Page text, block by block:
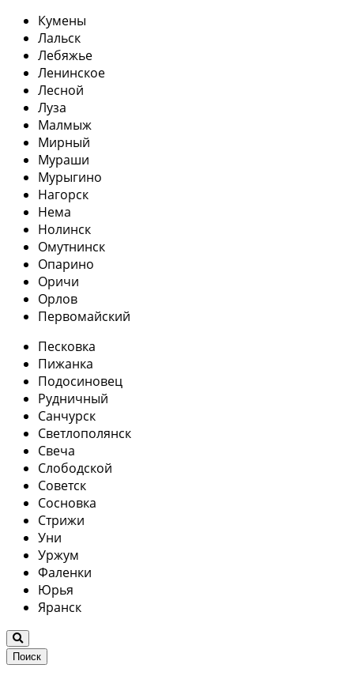
Кумены
Лальск
Лебяжье
Ленинское
Лесной
Луза
Малмыж
Мирный
Мураши
Мурыгино
Нагорск
Нема
Нолинск
Омутнинск
Опарино
Оричи
Орлов
Первомайский
Песковка
Пижанка
Подосиновец
Рудничный
Санчурск
Светлополянск
Свеча
Слободской
Советск
Сосновка
Стрижи
Уни
Уржум
Фаленки
Юрья
Яранск
Поиск